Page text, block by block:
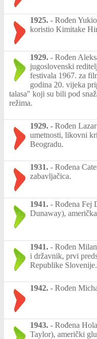
1925. - Rođen
koristio Kimitake
1929. - Rođen
jugoslovenski
festivala 1967. za
godina 20. vijeka
talasa" koji su bili pod
režima.
1929. - Rođen
umetnosti, likovni
Beogradu.
1931. - Rođena
zabavljačica.
1941. - Rođena Fej
Dunaway),
1941. - Rođen
i državnik, prvi
Republike Slovenije.
1942. - Rođen
1943. - Rođena
Taylor), američki